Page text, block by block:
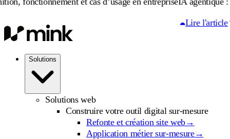
Lire l'article
Solutions
Solutions web
Construire votre outil digital sur-mesure
Refonte et création site web→
Application métier sur-mesure→